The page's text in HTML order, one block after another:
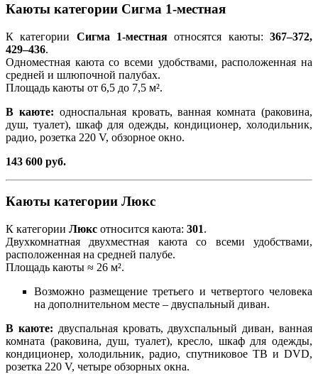
Каюты категории Сигма 1-местная
К категории Сигма 1-местная относятся каюты:367–372,
429–436.
Одноместная каюта со всеми удобствами, расположенная на
средней и шлюпочной палубах.
Площадь каюты от 6,5 до 7,5 м².
В каюте: односпальная кровать, ванная комната (раковина,
душ, туалет), шкаф для одежды, кондиционер, холодильник,
радио, розетка 220 V, обзорное окно.
143 600 руб.
Каюты категории Люкс
К категории Люкс относится каюта: 301.
Двухкомнатная двухместная каюта со всеми удобствами,
расположенная на средней палубе.
Площадь каюты ≈ 26 м².
Возможно размещение третьего и четвертого человека
на дополнительном месте – двуспальный диван.
В каюте: двуспальная кровать, двухспальный диван, ванная
комната (раковина, душ, туалет), кресло, шкаф для одежды,
кондиционер, холодильник, радио, спутниковое ТВ и DVD,
розетка 220 V, четыре обзорных окна.